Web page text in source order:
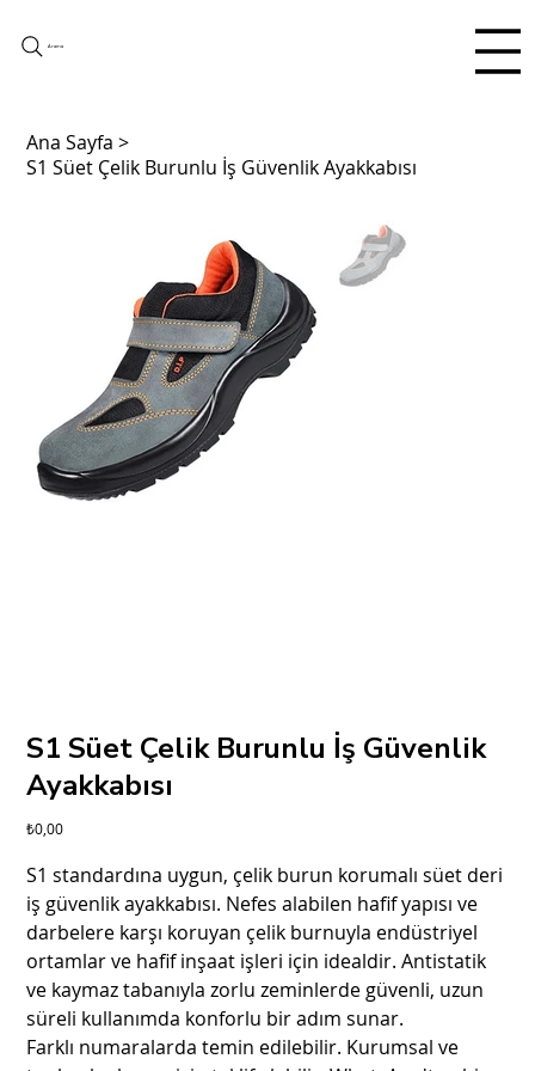
Arama
Ana Sayfa >
S1 Süet Çelik Burunlu İş Güvenlik Ayakkabısı
S1 Süet Çelik Burunlu İş Güvenlik
Ayakkabısı
Fiyat
₺0,00
S1 standardına uygun, çelik burun korumalı süet deri
iş güvenlik ayakkabısı. Nefes alabilen hafif yapısı ve
darbelere karşı koruyan çelik burnuyla endüstriyel
ortamlar ve hafif inşaat işleri için idealdir. Antistatik
ve kaymaz tabanıyla zorlu zeminlerde güvenli, uzun
süreli kullanımda konforlu bir adım sunar.
Farklı numaralarda temin edilebilir. Kurumsal ve